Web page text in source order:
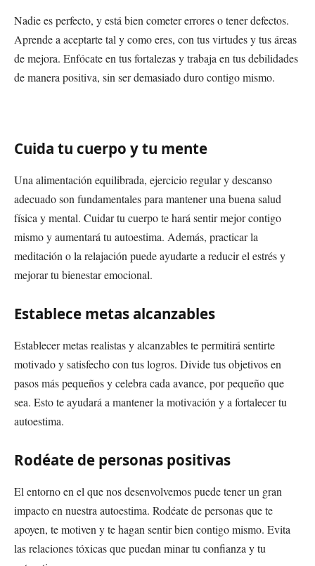
Nadie es perfecto, y está bien cometer errores o tener defectos.
Aprende a aceptarte tal y como eres, con tus virtudes y tus áreas
de mejora. Enfócate en tus fortalezas y trabaja en tus debilidades
de manera positiva, sin ser demasiado duro contigo mismo.
Cuida tu cuerpo y tu mente
Una alimentación equilibrada, ejercicio regular y descanso
adecuado son fundamentales para mantener una buena salud
física y mental. Cuidar tu cuerpo te hará sentir mejor contigo
mismo y aumentará tu autoestima. Además, practicar la
meditación o la relajación puede ayudarte a reducir el estrés y
mejorar tu bienestar emocional.
Establece metas alcanzables
Establecer metas realistas y alcanzables te permitirá sentirte
motivado y satisfecho con tus logros. Divide tus objetivos en
pasos más pequeños y celebra cada avance, por pequeño que
sea. Esto te ayudará a mantener la motivación y a fortalecer tu
autoestima.
Rodéate de personas positivas
El entorno en el que nos desenvolvemos puede tener un gran
impacto en nuestra autoestima. Rodéate de personas que te
apoyen, te motiven y te hagan sentir bien contigo mismo. Evita
las relaciones tóxicas que puedan minar tu confianza y tu